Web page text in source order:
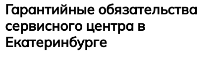
Гарантийные обязательства
сервисного центра в
Екатеринбурге